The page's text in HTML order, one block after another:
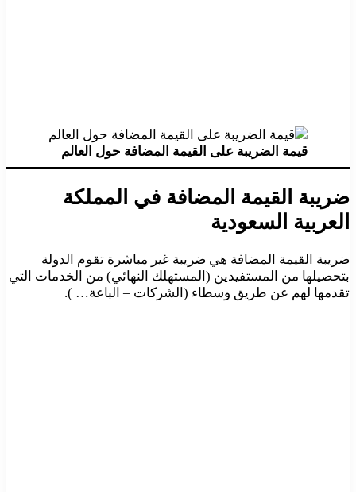
قيمة الضريبة على القيمة المضافة حول العالم
ضريبة القيمة المضافة في المملكة
العربية السعودية
ضريبة القيمة المضافة هي ضريبة غير مباشرة تقوم الدولة
بتحصيلها من المستفيدين (المستهلك النهائي) من الخدمات التي
تقدمها لهم عن طريق وسطاء (الشركات – الباعة… ).